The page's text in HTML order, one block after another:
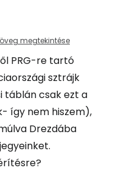
megtekintése
PRG-re tartó
sztrájk
táblán csak ezt a
így nem hiszem),
Drezdába